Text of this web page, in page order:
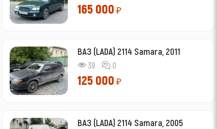
165 000 ₽
ВАЗ (LADA) 2114 Samara, 2011
39 0
125 000 ₽
ВАЗ (LADA) 2114 Samara, 2005